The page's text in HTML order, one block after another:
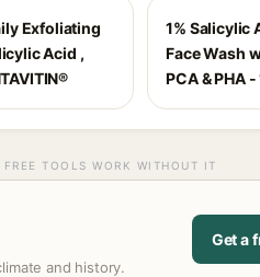
Exfoliating
Acid ,
1% Salicylic
Face Wash
PCA & PHA
TOOLS WORK WITHOUT IT
and history.
Get a